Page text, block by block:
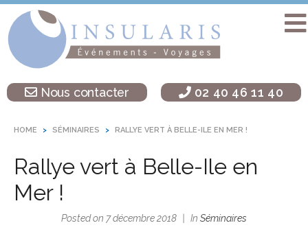
Accueil
Séminaire
sur une île
Activités
Soirées
Autres
Nous contacter 02 40 46 11 40
HOME SÉMINAIRES RALLYE VERT À BELLE-ILE EN MER !
Rallye vert à Belle-Ile en
Mer !
Posted on 7 décembre 2018 In Séminaires